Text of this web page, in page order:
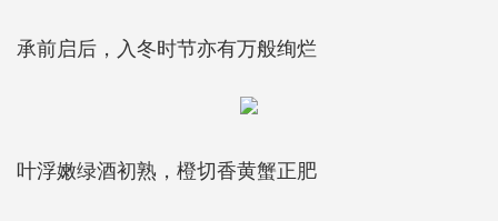
承前启后，入冬时节亦有万般绚烂
叶浮嫩绿酒初熟，橙切香黄蟹正肥